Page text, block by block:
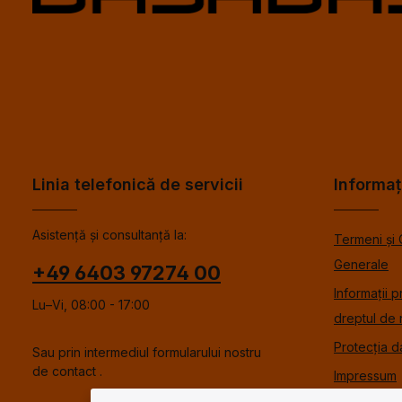
Linia telefonică de servicii
Asistență și consultanță la:
+49 6403 97274 00
Lu–Vi, 08:00 - 17:00
Sau prin intermediul formularului nostru
de contact .
Termeni și
Generale
Informații
dreptul de
Protecția
Impressum